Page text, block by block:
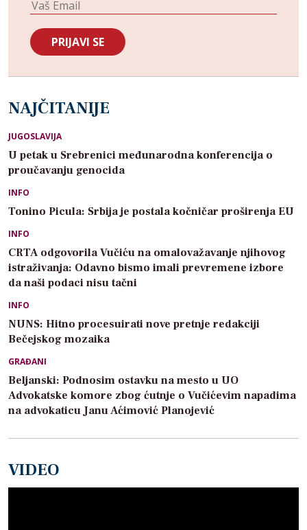
NAJČITANIJE
JUGOSLAVIJA
U petak u Srebrenici međunarodna konferencija o
proučavanju genocida
INFO
Tonino Picula: Srbija je postala kočničar proširenja EU
INFO
CRTA odgovorila Vučiću na omalovažavanje njihovog
istraživanja: Odavno bismo imali prevremene izbore
da naši podaci nisu tačni
INFO
NUNS: Hitno procesuirati nove pretnje redakciji
Bečejskog mozaika
GRAĐANI
Beljanski: Podnosim ostavku na mesto u UO
Advokatske komore zbog ćutnje o Vučićevim napadima
na advokaticu Janu Aćimović Planojević
VIDEO